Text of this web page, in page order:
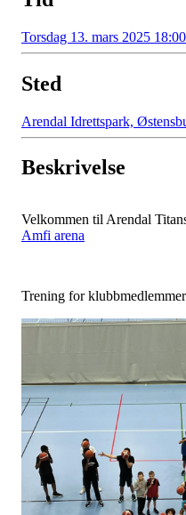
Torsdag 13. mars 2025
Sted
Arendal Idrettspark,
Beskrivelse
Velkommen til Arendal
Amfi arena
Trening for klubbmedlemmer